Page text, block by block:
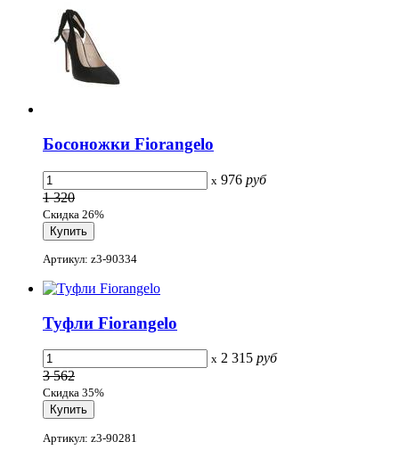
Босоножки Fiorangelo
x 976 руб
1 320
Скидка 26%
Артикул: z3-90334
Туфли Fiorangelo
x 2 315 руб
3 562
Скидка 35%
Артикул: z3-90281